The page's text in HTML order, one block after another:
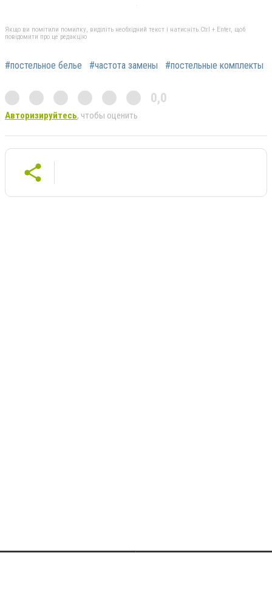
Якщо ви помітили помилку, виділіть необхідний текст і натисніть Ctrl + Enter, щоб
повідомити про це редакцію
#постельное белье #частота замены #постельные комплекты
0,0
Авторизируйтесь, чтобы оценить